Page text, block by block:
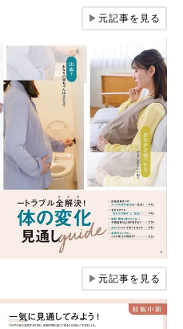
▶元記事を見る
▶元記事を見る